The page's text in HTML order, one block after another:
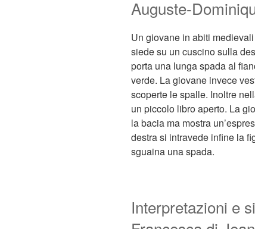
Auguste-
Un giovane in abiti
siede su un cuscino sulla
porta una lunga spada al
verde. La giovane invece
scoperte le spalle. Inoltre
un piccolo libro aperto. La
la bacia ma mostra
destra si intravede infine la
sguaina una spada.
Interpretazioni e